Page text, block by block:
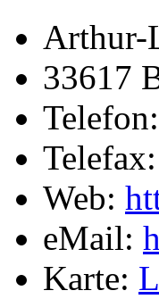
Arthur-
33617
Web:
eMail:
Karte: